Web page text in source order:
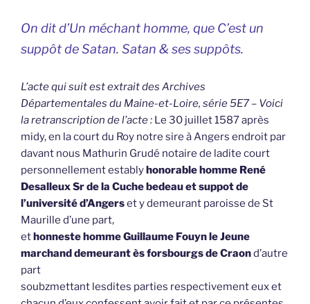
On dit d’Un méchant homme, que C’est un
suppôt de Satan. Satan & ses suppôts.
L’acte qui suit est extrait des Archives
Départementales du Maine-et-Loire, série 5E7 – Voici
la retranscription de l’acte : Le 30 juillet 1587 après
midy, en la court du Roy notre sire à Angers endroit par
davant nous Mathurin Grudé notaire de ladite court
personnellement establyhonorable homme René
Desalleux Sr de la Cuche bedeau et suppot de
l’université d’Angerset y demeurant paroisse de St
Maurille d’une part,
ethonneste homme Guillaume Fouyn le Jeune
marchand demeurant ès forsbourgs de Craond’autre
part
soubzmettant lesdites parties respectivement eux et